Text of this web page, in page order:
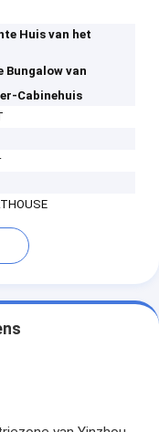
Huis van het
Bungalow van
Cabinehuis